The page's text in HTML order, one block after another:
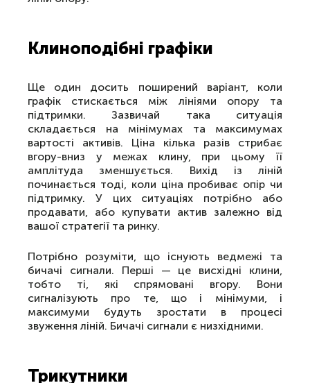
Клиноподібні графіки
Ще один досить поширений варіант, коли
графік стискається між лініями опору та
підтримки. Зазвичай така ситуація
складається на мінімумах та максимумах
вартості активів. Ціна кілька разів стрибає
вгору-вниз у межах клину, при цьому її
амплітуда зменшується. Вихід із ліній
починається тоді, коли ціна пробиває опір чи
підтримку. У цих ситуаціях потрібно або
продавати, або купувати актив залежно від
вашої стратегії та ринку.
Потрібно розуміти, що існують ведмежі та
бичачі сигнали. Перші — це висхідні клини,
тобто ті, які спрямовані вгору. Вони
сигналізують про те, що і мінімуми, і
максимуми будуть зростати в процесі
звуження ліній. Бичачі сигнали є низхідними.
Трикутники